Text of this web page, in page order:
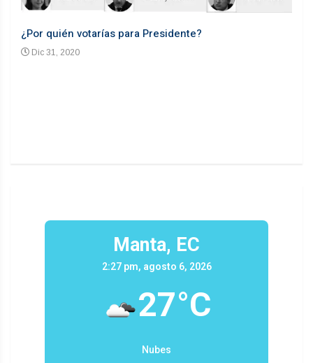
¿Por quién votarías para Presidente?
Dic 31, 2020
Manta, EC
2:27 pm, agosto 6, 2026
27°C
Nubes